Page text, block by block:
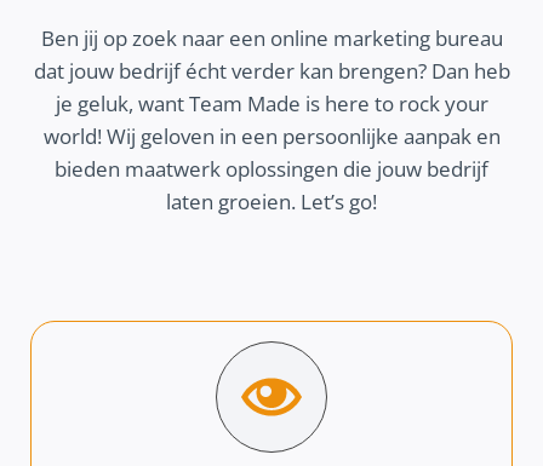
Ben jij op zoek naar een online marketing bureau
dat jouw bedrijf écht verder kan brengen? Dan heb
je geluk, want Team Made is here to rock your
world! Wij geloven in een persoonlijke aanpak en
bieden maatwerk oplossingen die jouw bedrijf
laten groeien. Let’s go!